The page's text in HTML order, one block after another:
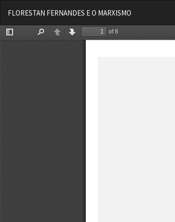
aos
Detalhes
do
FLORESTAN FERNANDES E O MARXISMO